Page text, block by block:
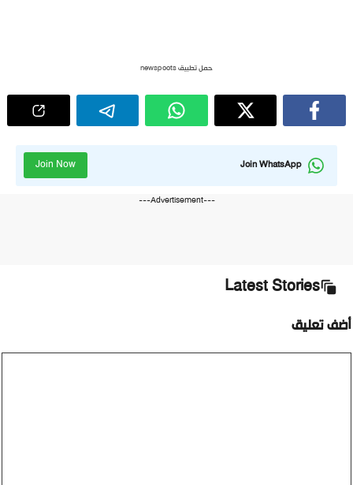
حمل تطبيق newspoots
Join WhatsApp
Join Now
---Advertisement---
Latest Stories
تعليق